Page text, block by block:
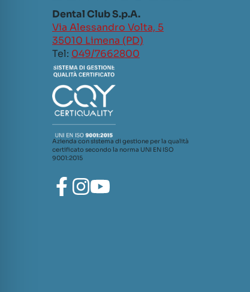
Dental Club S.p.A.
Via Alessandro Volta, 5
35010 Limena (PD)
Tel: 049/7662800
Azienda con sistema di gestione per la qualità
certificato secondo la norma UNI EN ISO
9001:2015